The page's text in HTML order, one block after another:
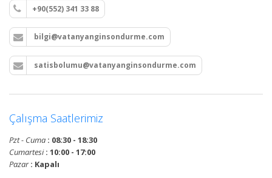
+90(552) 341 33 88
bilgi@vatanyanginsondurme.com
satisbolumu@vatanyanginsondurme.com
Çalışma Saatlerimiz
Pzt - Cuma : 08:30 - 18:30
Cumartesi: 10:00 - 17:00
Pazar: Kapalı